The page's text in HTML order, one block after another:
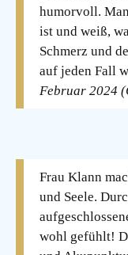
humorvoll.
ist und weiß,
Schmerz und
auf jeden Fall
Februar 2024
Frau Klann
und Seele.
wohl gefühlt!